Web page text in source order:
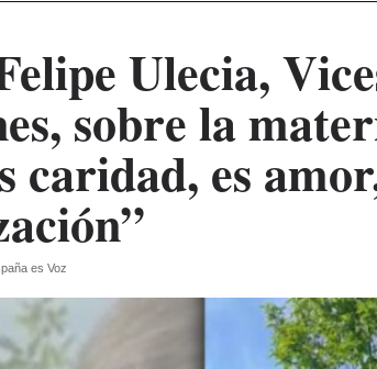
Ulecia,
sobre la
caridad, es
es Voz